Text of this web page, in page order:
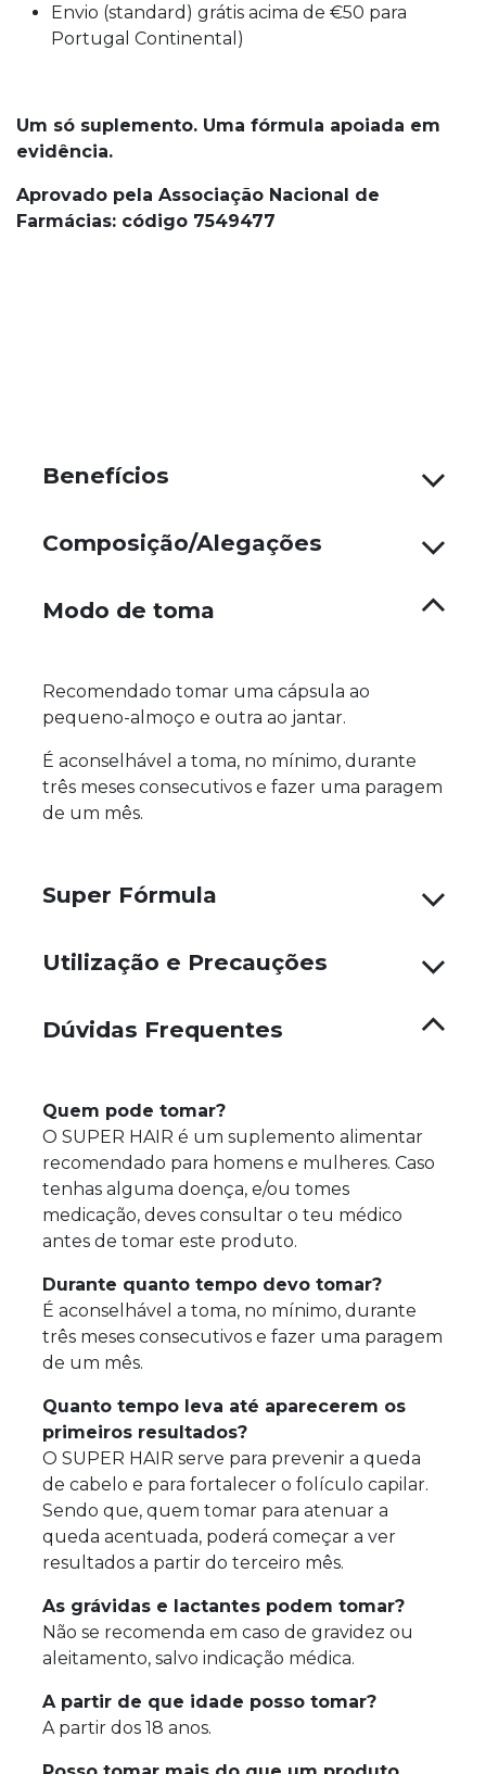
Envio (standard) grátis acima de €50 para
Portugal Continental)
Um só suplemento. Uma fórmula apoiada em
evidência.
Aprovado pela Associação Nacional de
Farmácias: código 7549477
Benefícios
Composição/Alegações
Modo de toma
Recomendado tomar uma cápsula ao
pequeno-almoço e outra ao jantar.
É aconselhável a toma, no mínimo, durante
três meses consecutivos e fazer uma paragem
de um mês.
Super Fórmula
Utilização e Precauções
Dúvidas Frequentes
Quem pode tomar?
O SUPER HAIR é um suplemento alimentar
recomendado para homens e mulheres. Caso
tenhas alguma doença, e/ou tomes
medicação, deves consultar o teu médico
antes de tomar este produto.
Durante quanto tempo devo tomar?
É aconselhável a toma, no mínimo, durante
três meses consecutivos e fazer uma paragem
de um mês.
Quanto tempo leva até aparecerem os
primeiros resultados?
O SUPER HAIR serve para prevenir a queda
de cabelo e para fortalecer o folículo capilar.
Sendo que, quem tomar para atenuar a
queda acentuada, poderá começar a ver
resultados a partir do terceiro mês.
As grávidas e lactantes podem tomar?
Não se recomenda em caso de gravidez ou
aleitamento, salvo indicação médica.
A partir de que idade posso tomar?
A partir dos 18 anos.